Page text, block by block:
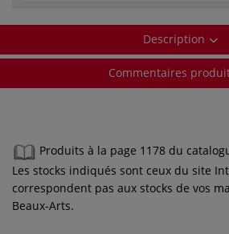
Description
Commentaires
Produits à la page 1178 du
Les stocks indiqués sont ceux du site
correspondent pas aux stocks de vos
Beaux-Arts.